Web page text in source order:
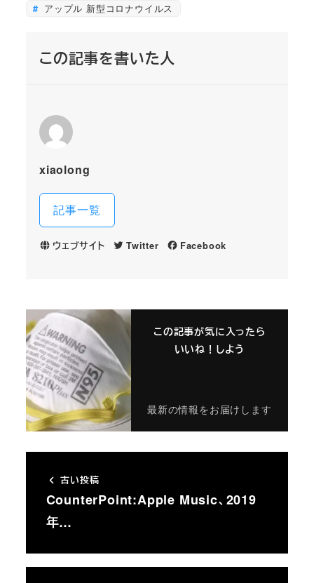
アップル 新型コロナウイルス
この記事を書いた人
xiaolong
記事一覧
ウェブサイト Twitter Facebook
この記事が気に入ったら
いいね！しよう
最新の情報をお届けします
古い投稿
CounterPoint:Apple Music、2019
年…